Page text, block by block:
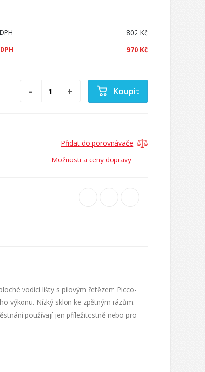
802 Kč
970 Kč
Koupit
Přidat do porovnávače
Možnosti a ceny dopravy
vodící lišty s pilovým řetězem Picco-
výkonu. Nízký sklon ke zpětným rázům.
používají jen příležitostně nebo pro